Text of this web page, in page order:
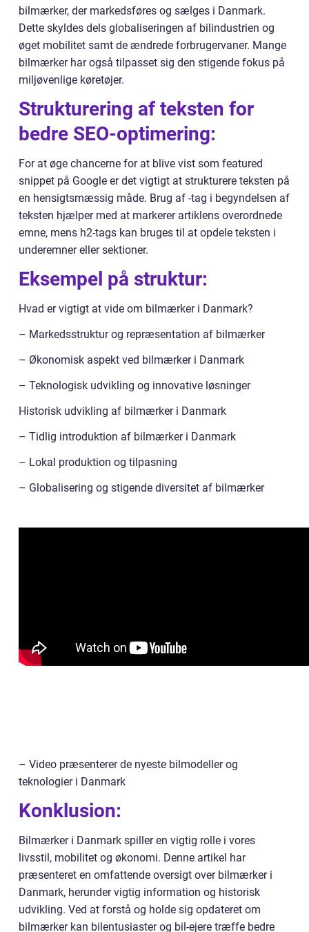
bilmærker, der markedsføres og sælges i Danmark.
Dette skyldes dels globaliseringen af bilindustrien og
øget mobilitet samt de ændrede forbrugervaner. Mange
bilmærker har også tilpasset sig den stigende fokus på
miljøvenlige køretøjer.
Strukturering af teksten for
bedre SEO-optimering:
For at øge chancerne for at blive vist som featured
snippet på Google er det vigtigt at strukturere teksten på
en hensigtsmæssig måde. Brug af -tag i begyndelsen af
teksten hjælper med at markerer artiklens overordnede
emne, mens h2-tags kan bruges til at opdele teksten i
underemner eller sektioner.
Eksempel på struktur:
Hvad er vigtigt at vide om bilmærker i Danmark?
– Markedsstruktur og repræsentation af bilmærker
– Økonomisk aspekt ved bilmærker i Danmark
– Teknologisk udvikling og innovative løsninger
Historisk udvikling af bilmærker i Danmark
– Tidlig introduktion af bilmærker i Danmark
– Lokal produktion og tilpasning
– Globalisering og stigende diversitet af bilmærker
– Video præsenterer de nyeste bilmodeller og
teknologier i Danmark
Konklusion:
Bilmærker i Danmark spiller en vigtig rolle i vores
livsstil, mobilitet og økonomi. Denne artikel har
præsenteret en omfattende oversigt over bilmærker i
Danmark, herunder vigtig information og historisk
udvikling. Ved at forstå og holde sig opdateret om
bilmærker kan bilentusiaster og bil-ejere træffe bedre